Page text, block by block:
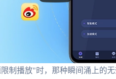
制播放"时，那种瞬间涌上的